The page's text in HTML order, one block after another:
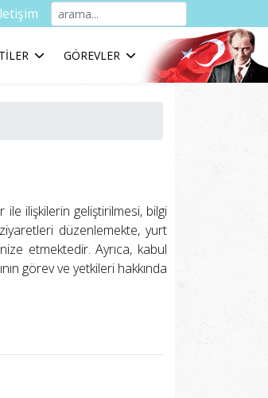
GÖREVLER
ile ilişkilerin geliştirilmesi, bilgi
ziyaretleri düzenlemekte, yurt
etmektedir. Ayrıca, kabul
görev ve yetkileri hakkında